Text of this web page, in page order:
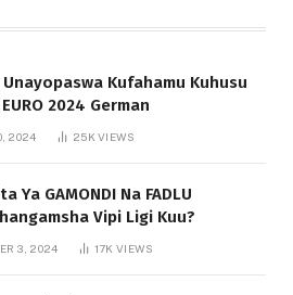
Kufahamu Kuhusu
EURO 2024 German
2024 25KVIEWS
Ya GAMONDI Na FADLU
Vipi Ligi Kuu?
3, 2024 17KVIEWS